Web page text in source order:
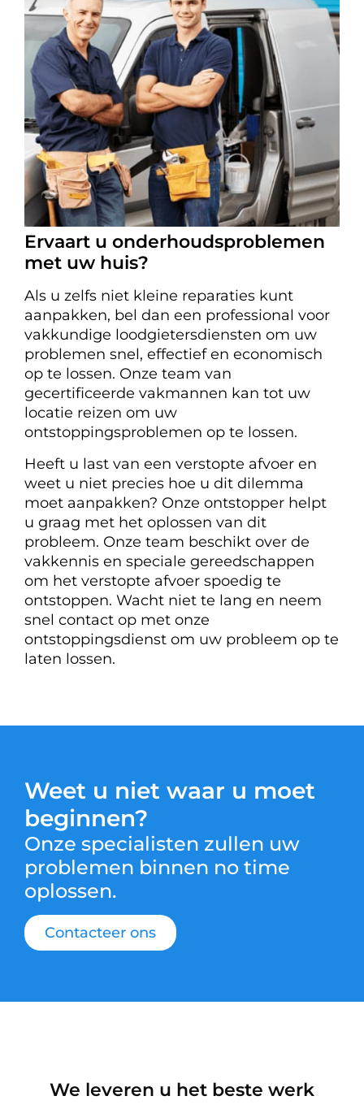
Ervaart u onderhoudsproblemen
met uw huis?
Als u zelfs niet kleine reparaties kunt
aanpakken, bel dan een professional voor
vakkundige loodgietersdiensten om uw
problemen snel, effectief en economisch
op te lossen. Onze team van
gecertificeerde vakmannen kan tot uw
locatie reizen om uw
ontstoppingsproblemen op te lossen.
Heeft u last van een verstopte afvoer en
weet u niet precies hoe u dit dilemma
moet aanpakken? Onze ontstopper helpt
u graag met het oplossen van dit
probleem. Onze team beschikt over de
vakkennis en speciale gereedschappen
om het verstopte afvoer spoedig te
ontstoppen. Wacht niet te lang en neem
snel contact op met onze
ontstoppingsdienst om uw probleem op te
laten lossen.
Weet u niet waar u moet
beginnen?
Onze specialisten zullen uw
problemen binnen no time
oplossen.
Contacteer ons
We leveren u het beste werk